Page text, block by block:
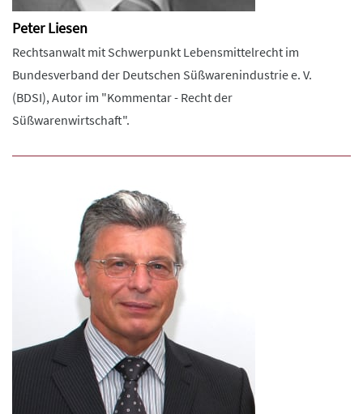
Peter Liesen
Rechtsanwalt mit Schwerpunkt Lebensmittelrecht im
Bundesverband der Deutschen Süßwarenindustrie e. V.
(BDSI), Autor im "Kommentar - Recht der
Süßwarenwirtschaft".